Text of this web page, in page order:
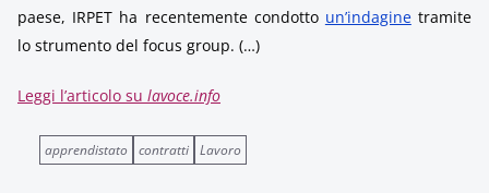
paese, IRPET ha recentemente condotto un’indaginetramite
lo strumento del focus group. (…)
Leggi l’articolo su lavoce.info
apprendistato contratti Lavoro